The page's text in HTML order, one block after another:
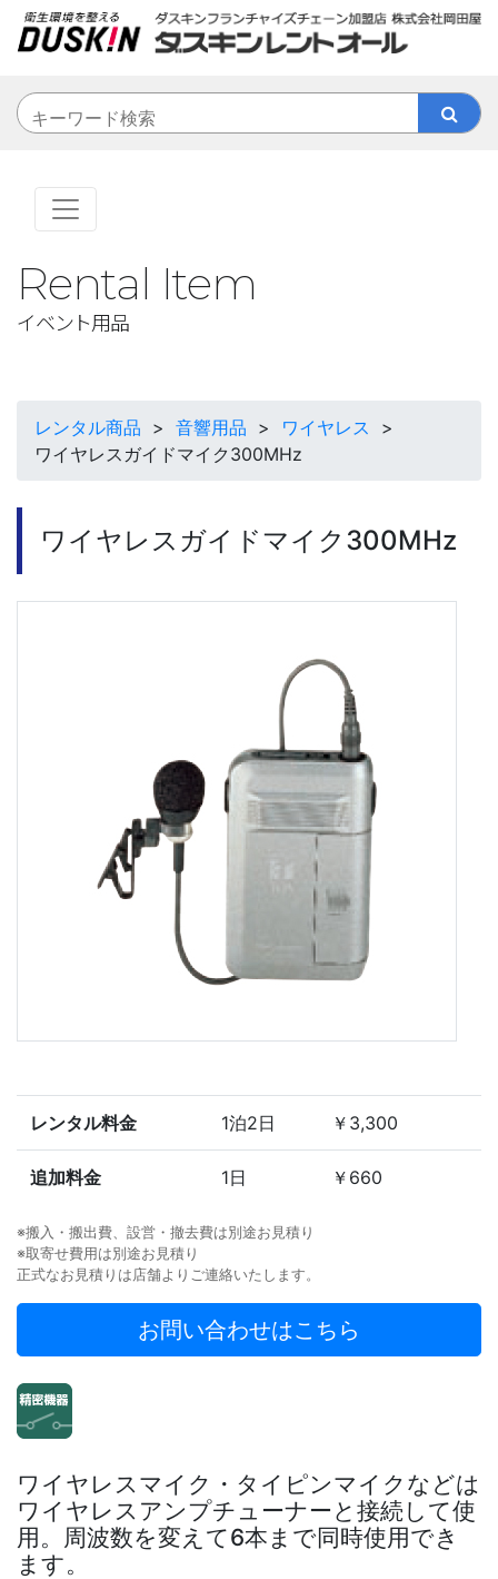
Rental Item
イベント用品
レンタル商品 > 音響用品 > ワイヤレス >
ワイヤレスガイドマイク300MHz
ワイヤレスガイドマイク300MHz
レンタル料金 1泊2日 ￥3,300
追加料金 1日 ￥660
※搬入・搬出費、設営・撤去費は別途お見積り
※取寄せ費用は別途お見積り
正式なお見積りは店舗よりご連絡いたします。
お問い合わせはこちら
ワイヤレスマイク・タイピンマイクなどは
ワイヤレスアンプチューナーと接続して使
用。周波数を変えて6本まで同時使用でき
ます。